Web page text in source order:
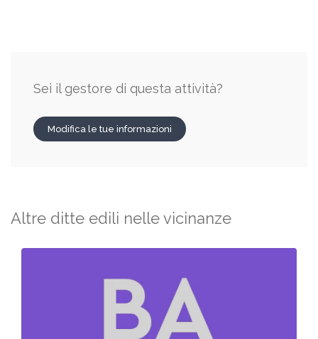
Sei il gestore di questa attività?
Modifica le tue informazioni
Altre ditte edili nelle vicinanze